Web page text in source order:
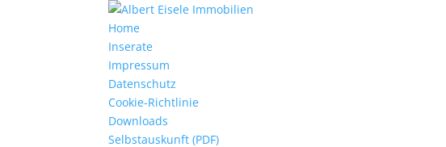
Home
Inserate
Impressum
Datenschutz
Cookie-Richtlinie
Downloads
Selbstauskunft (PDF)